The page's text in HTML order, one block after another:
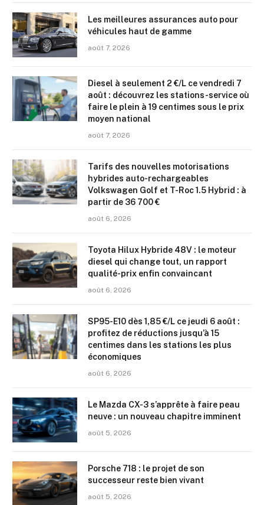
Les meilleures assurances auto pour
véhicules haut de gamme
août 7, 2026
Diesel à seulement 2 €/L ce vendredi 7
août : découvrez les stations-service où
faire le plein à 19 centimes sous le prix
moyen national
août 7, 2026
Tarifs des nouvelles motorisations
hybrides auto-rechargeables
Volkswagen Golf et T-Roc 1.5 Hybrid : à
partir de 36 700 €
août 6, 2026
Toyota Hilux Hybride 48V : le moteur
diesel qui change tout, un rapport
qualité-prix enfin convaincant
août 6, 2026
SP95-E10 dès 1,85 €/L ce jeudi 6 août :
profitez de réductions jusqu’à 15
centimes dans les stations les plus
économiques
août 6, 2026
Le Mazda CX-3 s’apprête à faire peau
neuve : un nouveau chapitre imminent
août 5, 2026
Porsche 718 : le projet de son
successeur reste bien vivant
août 5, 2026